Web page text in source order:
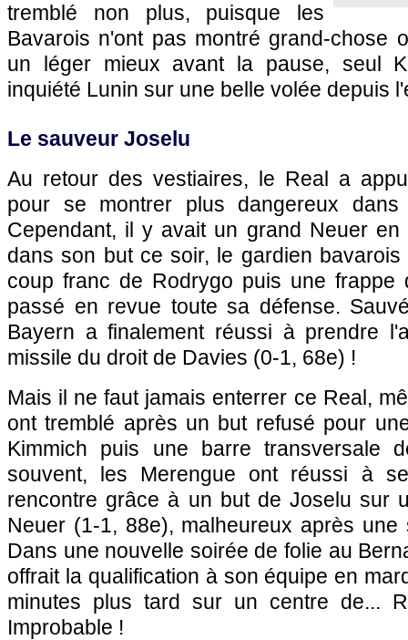
tremblé non plus, puisque les
Bavarois n'ont pas montré grand-chose
un léger mieux avant la pause, seul
inquiété Lunin sur une belle volée depuis
Le sauveur Joselu
Au retour des vestiaires, le Real a
pour se montrer plus dangereux
Cependant, il y avait un grand Neuer en
dans son but ce soir, le gardien
coup franc de Rodrygo puis une frappe
passé en revue toute sa défense.
Bayern a finalement réussi à prendre
missile du droit de Davies (0-1, 68e) !
Mais il ne faut jamais enterrer ce Real,
ont tremblé après un but refusé pour
Kimmich puis une barre transversale
souvent, les Merengue ont réussi à
rencontre grâce à un but de Joselu sur
Neuer (1-1, 88e), malheureux après une
Dans une nouvelle soirée de folie au
offrait la qualification à son équipe en
minutes plus tard sur un centre de...
Improbable !